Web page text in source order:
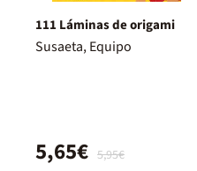
111 Láminas de origami
Susaeta, Equipo
5,95€
5,65€